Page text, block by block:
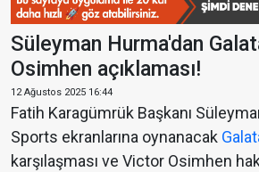
Süleyman Hurma'dan
Osimhen açıklaması!
12 Ağustos 2025 16:44
Fatih Karagümrük Başkanı
Sports ekranlarına oynanacak
karşılaşması ve Victor Osimhen